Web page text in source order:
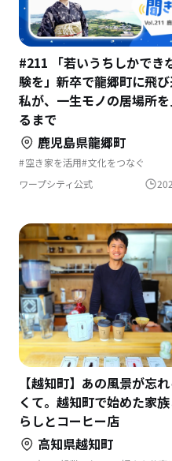
#211 「若いうちしかでき
験を」新卒で龍郷町に飛
私が、一生モノの居場所
るまで
鹿児島県龍郷町
空き家を活用 文化をつなぐ
移住体験ツアー 地域おこし
地域おこし協力隊 島暮
集落で暮らす
ワープシティ公式
【越知町】あの風景が忘
くて。越知町で始めた家
らしとコーヒー店
高知県越知町